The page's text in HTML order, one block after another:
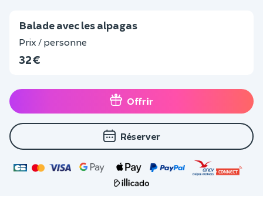
Balade avec les alpagas
Prix / personne
32 €
Offrir
Réserver